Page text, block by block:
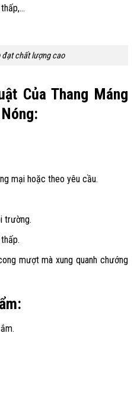
đạt chất lượng cao
Của Thang Máng
mại hoặc theo yêu cầu.
trường.
mượt mà xung quanh chướng